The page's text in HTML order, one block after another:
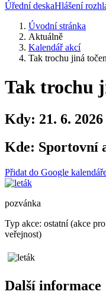
Úřední deskaHlášení
Úvodní stránka
Aktuálně
Kalendář akcí
Tak trochu jiná
Tak trochu
Kdy: 21. 6.
Kde: Sportovní
Přidat do Google
pozvánka
Typ akce: ostatní (akce
veřejnost)
Další informace